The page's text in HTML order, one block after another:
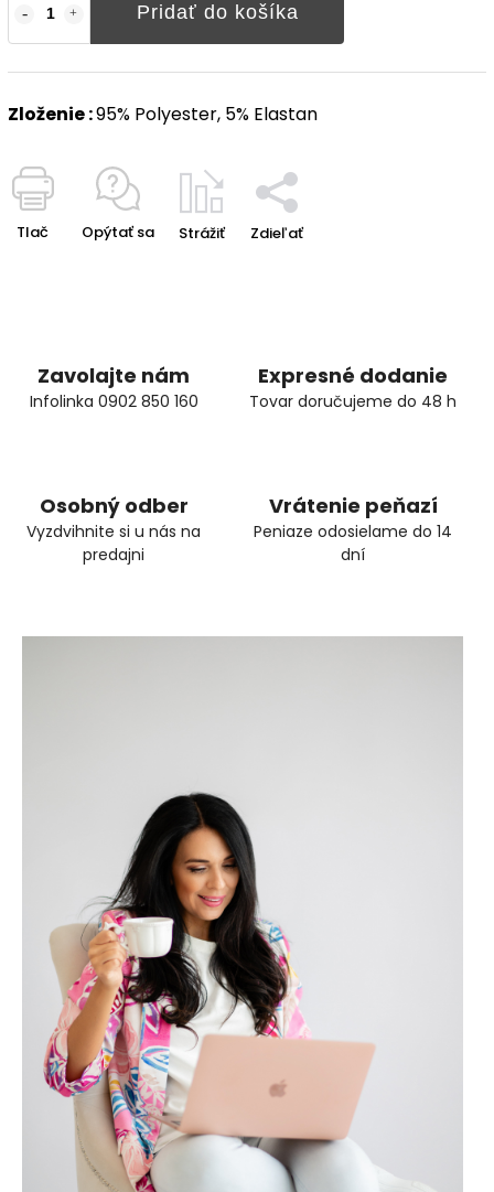
Pridať do košíka
Zloženie :95% Polyester, 5% Elastan
Tlač Opýtať sa Strážiť Zdieľať
Zavolajte nám
Infolinka 0902 850 160
Expresné dodanie
Tovar doručujeme do 48 h
Osobný odber
Vyzdvihnite si u nás na
predajni
Vrátenie peňazí
Peniaze odosielame do 14
dní